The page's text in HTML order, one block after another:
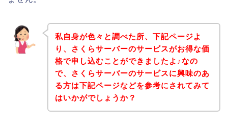
私自身が色々と調べた所、下記ページよ
り、さくらサーバーのサービスがお得な価
格で申し込むことができましたよ♪なの
で、さくらサーバーのサービスに興味のあ
る方は下記ページなどを参考にされてみて
はいかがでしょうか？